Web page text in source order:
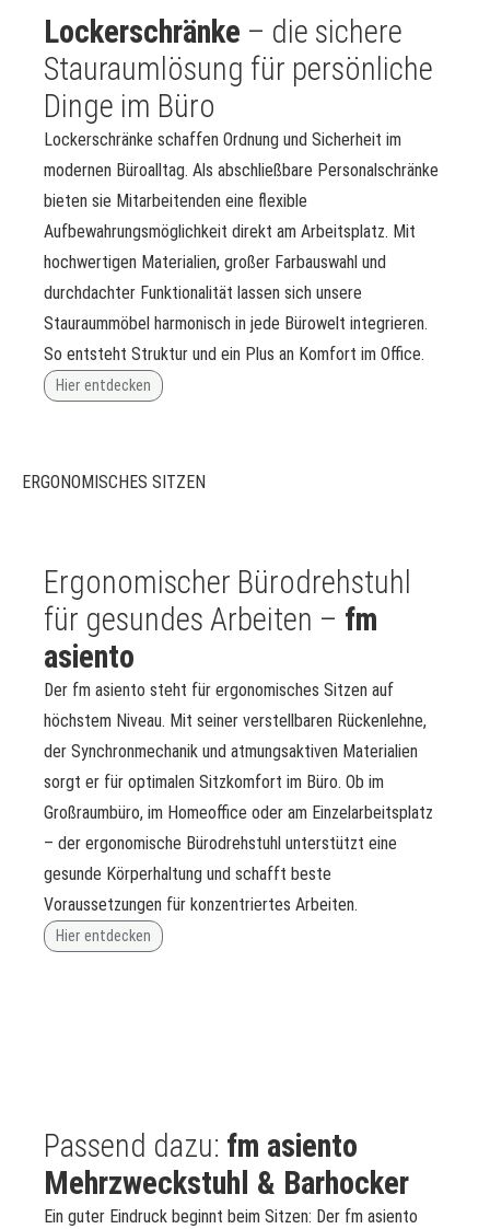
Lockerschränke – die sichere
Stauraumlösung für persönliche
Dinge im Büro
Lockerschränke schaffen Ordnung und Sicherheit im
modernen Büroalltag. Als abschließbare Personalschränke
bieten sie Mitarbeitenden eine flexible
Aufbewahrungsmöglichkeit direkt am Arbeitsplatz. Mit
hochwertigen Materialien, großer Farbauswahl und
durchdachter Funktionalität lassen sich unsere
Stauraummöbel harmonisch in jede Bürowelt integrieren.
So entsteht Struktur und ein Plus an Komfort im Office.
Hier entdecken
ERGONOMISCHES SITZEN
Ergonomischer Bürodrehstuhl
für gesundes Arbeiten – fm
asiento
Der fm asiento steht für ergonomisches Sitzen auf
höchstem Niveau. Mit seiner verstellbaren Rückenlehne,
der Synchronmechanik und atmungsaktiven Materialien
sorgt er für optimalen Sitzkomfort im Büro. Ob im
Großraumbüro, im Homeoffice oder am Einzelarbeitsplatz
– der ergonomische Bürodrehstuhl unterstützt eine
gesunde Körperhaltung und schafft beste
Voraussetzungen für konzentriertes Arbeiten.
Hier entdecken
Passend dazu: fm asiento
Mehrzweckstuhl & Barhocker
Ein guter Eindruck beginnt beim Sitzen: Der fm asiento